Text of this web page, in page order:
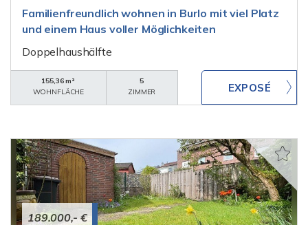
Familienfreundlich wohnen in Burlo mit viel Platz
und einem Haus voller Möglichkeiten
Doppelhaushälfte
155,36 m²
WOHNFLÄCHE
5
ZIMMER
189.000,- €